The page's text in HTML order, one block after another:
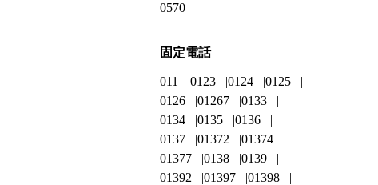
0570
固定電話
011 0123 0124
0125
0126
01267
0133
0134
0135
0136
0137
01372
01374
01377
0138
0139
01392
01397
01398